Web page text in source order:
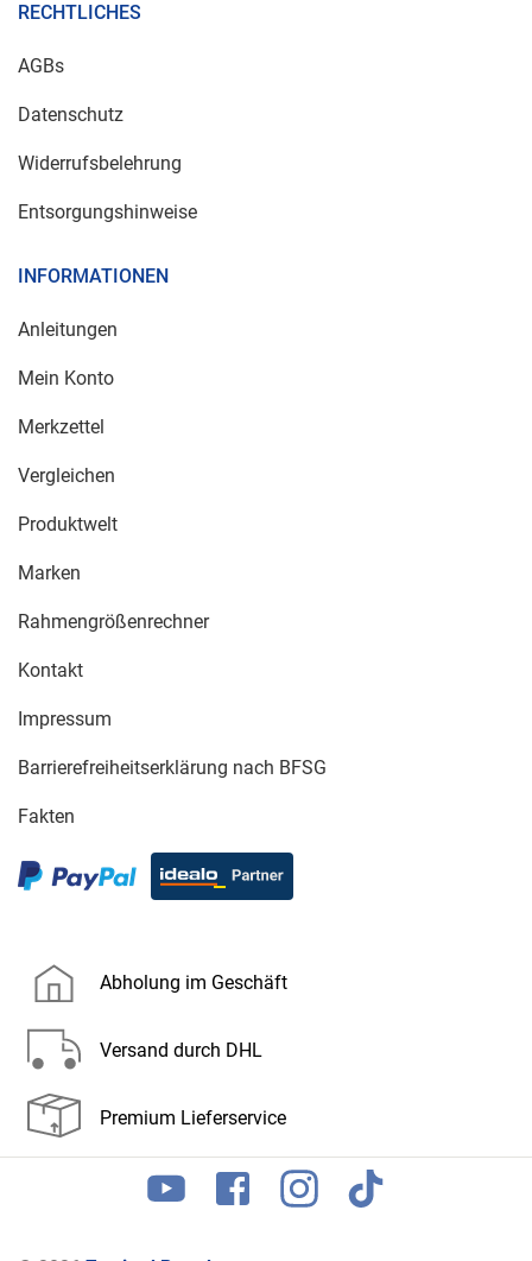
RECHTLICHES
AGBs
Datenschutz
Widerrufsbelehrung
Entsorgungshinweise
INFORMATIONEN
Anleitungen
Mein Konto
Merkzettel
Vergleichen
Produktwelt
Marken
Rahmengrößenrechner
Kontakt
Impressum
Barrierefreiheitserklärung nach BFSG
Fakten
Abholung im Geschäft
Versand durch DHL
Premium Lieferservice